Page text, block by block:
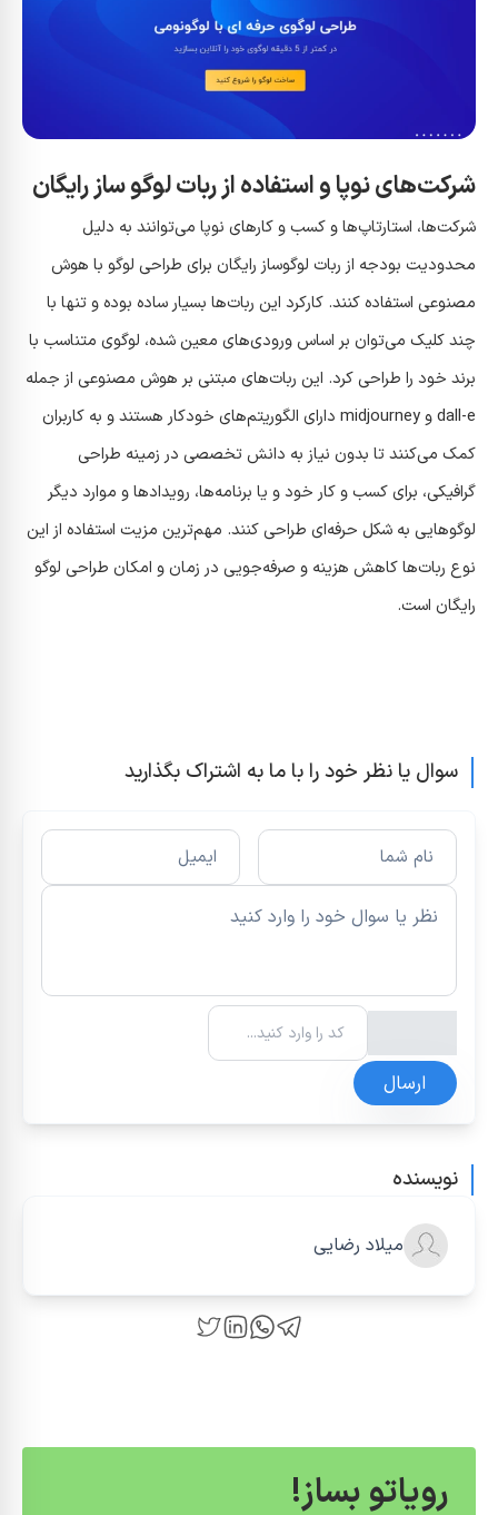
شرکت‌های نوپا و استفاده از ربات لوگو ساز رایگان
شرکت‌ها، استارتاپ‌ها و کسب و کار‌های نوپا می‌توانند به دلیل
محدودیت بودجه از ربات لوگوساز رایگان برای طراحی لوگو با هوش
مصنوعی استفاده کنند. کارکرد این ربات‌ها بسیار ساده بوده و تنها با
چند کلیک می‌توان بر اساس ورودی‌های معین شده، لوگوی متناسب با
برند خود را طراحی کرد. این ربات‌های مبتنی بر هوش مصنوعی از جمله
dall-e و midjourney دارای الگوریتم‌های خودکار هستند و به کاربران
کمک می‌کنند تا بدون نیاز به دانش تخصصی در زمینه طراحی
گرافیکی، برای کسب و کار خود و یا برنامه‌ها، رویداد‌ها و موارد دیگر
لوگو‌هایی به شکل حرفه‌ای طراحی کنند. مهم‌ترین مزیت استفاده از این
نوع ربات‌ها کاهش هزینه و صرفه‌جویی در زمان و امکان طراحی لوگو
رایگان است.
سوال یا نظر خود را با ما به اشتراک بگذارید
ارسال
نویسنده
میلاد رضایی
رویاتو بساز!